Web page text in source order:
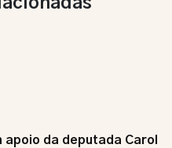
apoio da deputada Carol